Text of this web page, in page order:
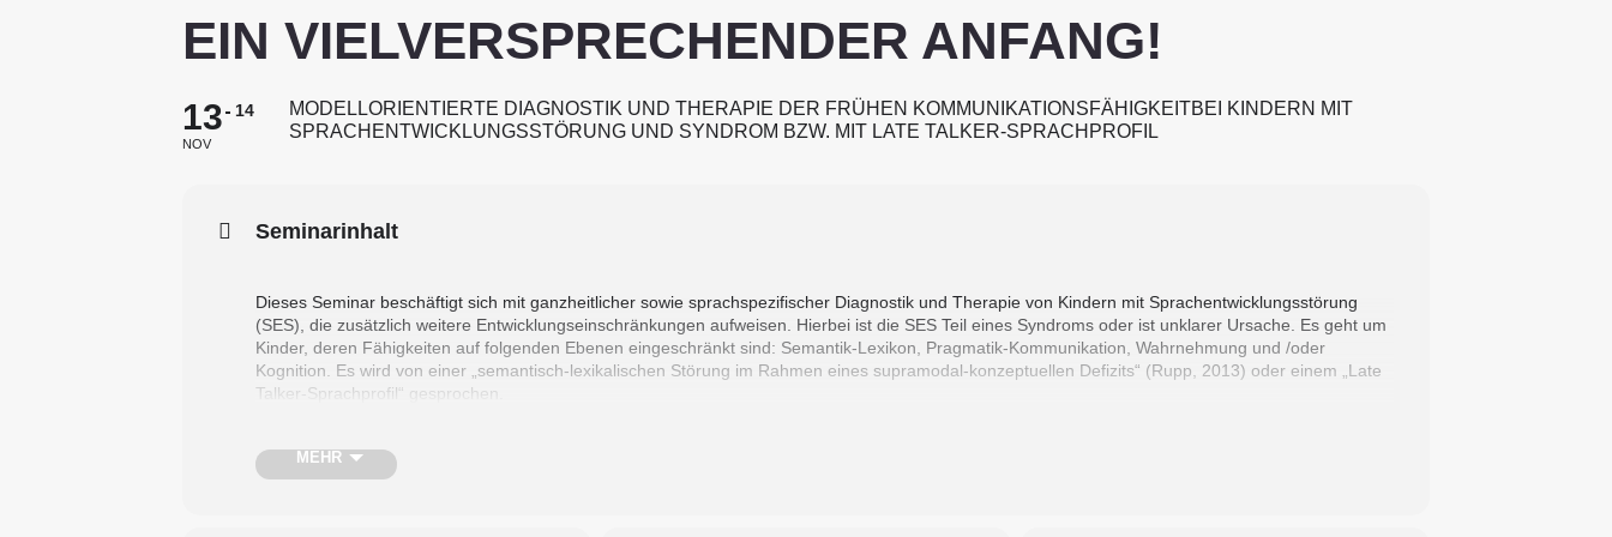
EIN VIELVERSPRECHENDER ANFANG!
13
NOV
14
MODELLORIENTIERTE DIAGNOSTIK UND THERAPIE DER FRÜHEN KOMMUNIKATIONSFÄHIGKEITBEI KINDERN MIT
SPRACHENTWICKLUNGSSTÖRUNG UND SYNDROM BZW. MIT LATE TALKER-SPRACHPROFIL
Seminarinhalt
Dieses Seminar beschäftigt sich mit ganzheitlicher sowie sprachspezifischer Diagnostik und Therapie von Kindern mit Sprachentwicklungsstörung
(SES), die zusätzlich weitere Entwicklungseinschränkungen aufweisen. Hierbei ist die SES Teil eines Syndroms oder ist unklarer Ursache. Es geht um
Kinder, deren Fähigkeiten auf folgenden Ebenen eingeschränkt sind: Semantik-Lexikon, Pragmatik-Kommunikation, Wahrnehmung und /oder
Kognition. Es wird von einer „semantisch-lexikalischen Störung im Rahmen eines supramodal-konzeptuellen Defizits“ (Rupp, 2013) oder einem „Late
Talker-Sprachprofil“ gesprochen.
Im Seminar werden gängige Diagnostikmaterialien und Vorgehensweisen zur Erstellung eines individuellen Entwicklungsprofils vorgestellt und
diskutiert. Daraufhin werden modell- und entwicklungsorientierte Therapieziele abgeleitet. Im Fokus stehen frühe pragmatisch-kommunikative
MEHR